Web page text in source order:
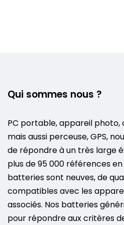
Qui sommes nous ?
PC portable, appareil
mais aussi perceuse, GPS,
de répondre à un très large
plus de 95 000 références
batteries sont neuves, de
compatibles avec les
associés. Nos batteries
pour répondre aux critères